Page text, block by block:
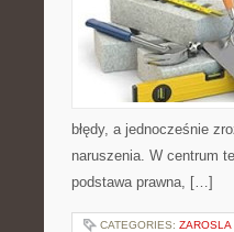
błędy, a jednocześnie
naruszenia. W centrum
podstawa prawna, […]
CATEGORIES: ZAROSLA